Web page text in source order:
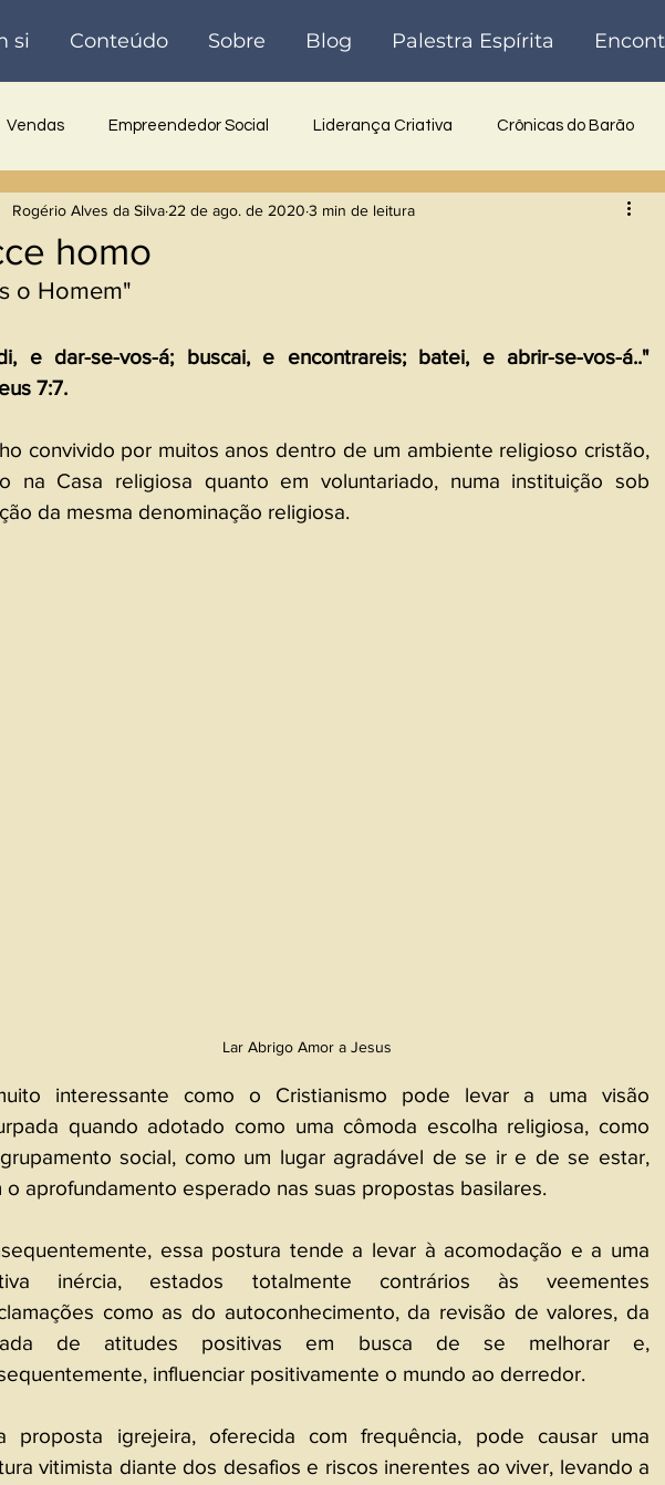
si Conteúdo Sobre Blog Palestra Espírita
Vendas Empreendedor Social Liderança Criativa Crônicas do Barão
Palestra Inovadora Reflexões Poesia História
homo
Rogério Alves da Silva 22 de ago. de 2020 3 min de leitura
o Homem"
e dar-se-vos-á; buscai, e encontrareis; batei, e abrir-se-vos-á.."
7:7.
convivido por muitos anos dentro de um ambiente religioso cristão,
na Casa religiosa quanto em voluntariado, numa instituição sob
da mesma denominação religiosa.
Lar Abrigo Amor a Jesus
interessante como o Cristianismo pode levar a uma visão
quando adotado como uma cômoda escolha religiosa, como
social, como um lugar agradável de se ir e de se estar,
o aprofundamento esperado nas suas propostas basilares.
essa postura tende a levar à acomodação e a uma
inércia, estados totalmente contrários às veementes
como as do autoconhecimento, da revisão de valores, da
de atitudes positivas em busca de se melhorar e,
influenciar positivamente o mundo ao derredor.
proposta igrejeira, oferecida com frequência, pode causar uma
vitimista diante dos desafios e riscos inerentes ao viver, levando a